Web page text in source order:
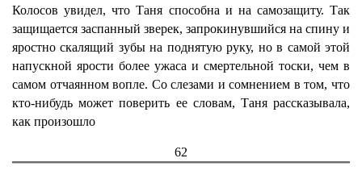
Колосов увидел, что Таня способна и на самозащиту. Так
защищается заспанный зверек, запрокинувшийся на спину и
яростно скалящий зубы на поднятую руку, но в самой этой
напускной ярости более ужаса и смертельной тоски, чем в
самом отчаянном вопле. Со слезами и сомнением в том, что
кто-нибудь может поверить ее словам, Таня рассказывала,
как произошло
62